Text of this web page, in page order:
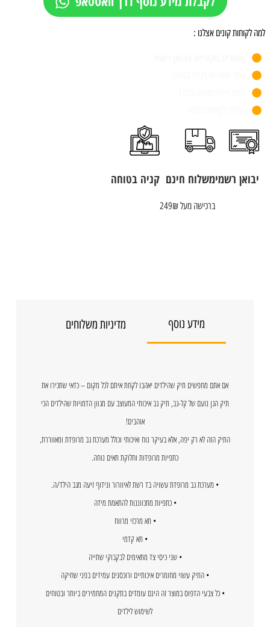
למה לקוחות קונים אצלנו :
יבואן רשמימשלוח חינם
ברכישה מעל 249₪
קניה בטוחה
מידע נוסף מדיניות משלוחים
אם אתם מחפשים תיק שהילדים יאהבו לקחת איתם לכל מקום – כדאי שתכירו את
תיק הגן נועם של קל-גב, תיק גב איכותי המעוצב עם מגוון הדמויות שהילדים הכי
אוהבים!
התיק הזה לא רק יפה, אלא בעיקר נוח ואיכותי וכולל מערכת גב מרופדת ומאווררת,
כתפיות מרופדות וחלוקת תאים נוחה.
• מערכת גב מרופדת עשויה בד רשת לאיוורור ונידוף זיעה מגב הילד/ה.
• כתפיות מתכווננות להתאמת מידה
• תא מרכזי מרווח
• תא קדמי
• שני כיסי צד מתאימים לבקבוקי שתייה
• התיק עשוי מחומרים איכותיים ורוכסנים עמידים בפני שחיקה
• כל צבעי הדפוס במוצר זה הינם עומדים בתקנים המחמירים ביותר ובטוחים
לשימוש לילדים